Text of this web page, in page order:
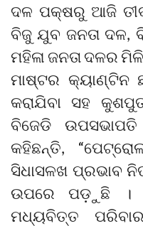
ଦଳ ପକ୍ଷରୁ ଆଜି
ବିଜୁ ଯୁବ ଜନତା ଦଳ,
ମହିଳା ଜନତା ଦଳର
ମାଷ୍ଟର କ୍ୟାଣ୍ଟିନ
କରାଯିବା ସହ
ବିଜେଡି ଉପସଭାପତି
କହିଛନ୍ତି,
ସିଧାସଳଖ ପ୍ରଭାବ
ଉପରେ ପଡ଼ୁଛି ।
ମଧ୍ୟବିତ୍ତ